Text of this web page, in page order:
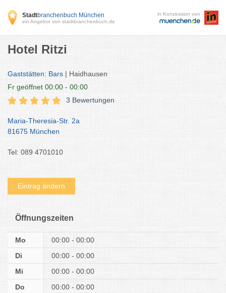
Stadtbranchenbuch München
ein Angebot von stadtbranchenbuch.de
in Konzession von
Hotel Ritzi
Gaststätten: Bars | Haidhausen
Fr geöffnet 00:00 - 00:00
3 Bewertungen
Maria-Theresia-Str. 2a
81675 München
Tel: 089 4701010
Eintrag ändern
Öffnungszeiten
Mo
00:00 - 00:00
Di
00:00 - 00:00
Mi
00:00 - 00:00
Do
00:00 - 00:00